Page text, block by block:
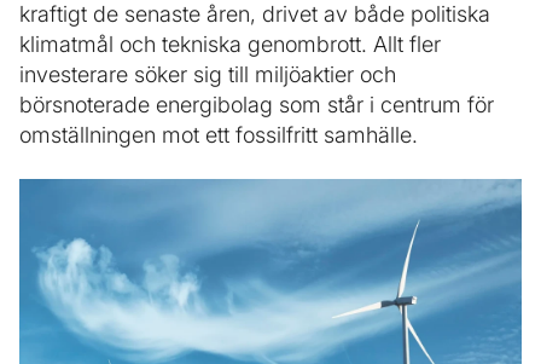
kraftigt de senaste åren, drivet av både politiska
klimatmål och tekniska genombrott. Allt fler
investerare söker sig till miljöaktier och
börsnoterade energibolag som står i centrum för
omställningen mot ett fossilfritt samhälle.